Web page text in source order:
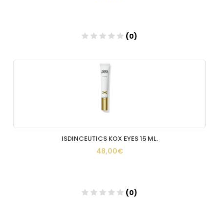
(0)
Añadir
ISDINCEUTICS KOX EYES 15 ML.
48,00€
(0)